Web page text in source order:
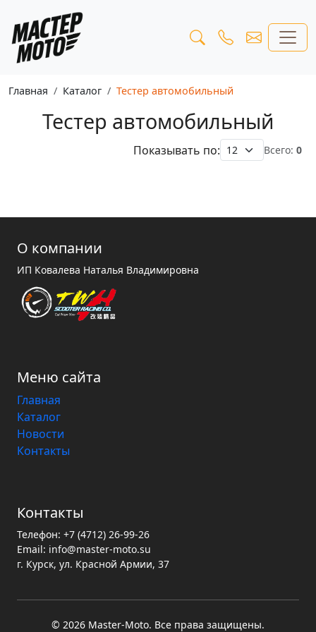
Главная Каталог Тестер автомобильный
Тестер автомобильный
Показывать по: Всего: 0
О компании
ИП Ковалева Наталья Владимировна
Меню сайта
Главная
Каталог
Новости
Контакты
Контакты
Телефон: +7 (4712) 26-99-26
Email: info@master-moto.su
г. Курск, ул. Красной Армии, 37
© 2026 Master‑Moto. Все права защищены.